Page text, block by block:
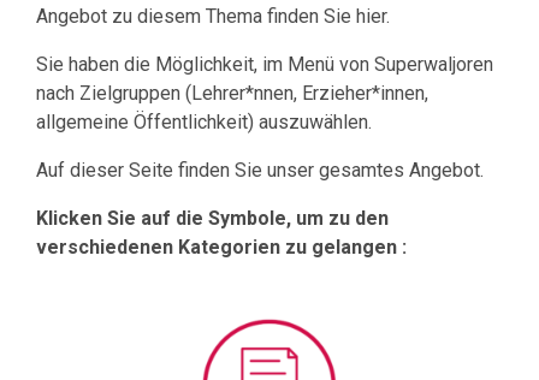
Angebot zu diesem Thema finden Sie hier.
Sie haben die Möglichkeit, im Menü von Superwaljoren
nach Zielgruppen (Lehrer*nnen, Erzieher*innen,
allgemeine Öffentlichkeit) auszuwählen.
Auf dieser Seite finden Sie unser gesamtes Angebot.
Klicken Sie auf die Symbole, um zu den
verschiedenen Kategorien zu gelangen :